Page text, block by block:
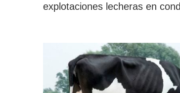
explotaciones lecheras en